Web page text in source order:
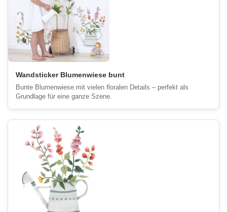
Wandsticker Blumenwiese bunt
Bunte Blumenwiese mit vielen floralen Details – perfekt als
Grundlage für eine ganze Szene.